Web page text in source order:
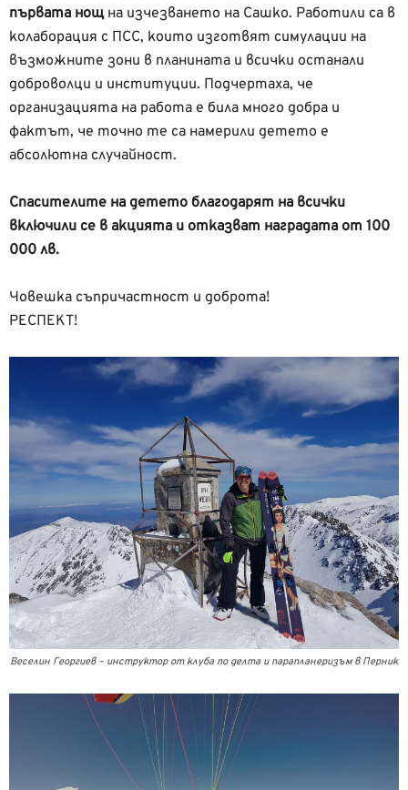
първата нощна изчезването на Сашко. Работили са в
колаборация с ПСС, които изготвят симулации на
възможните зони в планината и всички останали
доброволци и институции. Подчертаха, че
организацията на работа е била много добра и
фактът, че точно те са намерили детето е
абсолютна случайност.
Спасителите на детето благодарят на всички
включили се в акцията и отказват наградата от 100
000 лв.
Човешка съпричастност и доброта!
РЕСПЕКТ!
Веселин Георгиев – инструктор от клуба по делта и парапланеризъм в Перник